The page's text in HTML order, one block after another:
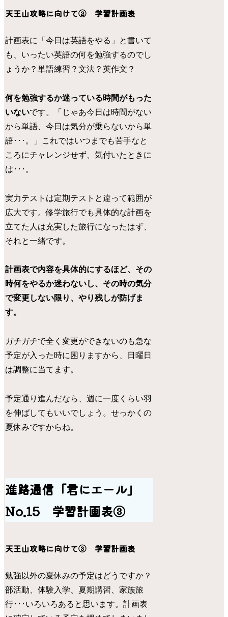
天王山攻略に向けて② 学習計画表
計画表に「今日は英語をやる」と書いて
も、いったい英語の何を勉強するのでし
ょうか？単語練習？文法？英作文？
何を勉強するか迷っている時間がもった
いないです。「じゃあ今日は時間がない
から単語、今日は気分が乗らないから単
語･･･。」これではいつまでも苦手なと
ころにチャレンジせず、気付いたときに
は･･･。
実力テストは定期テストと違って範囲が
広大です。修学旅行でも具体的な計画を
立てた人は充実した旅行になったはず、
それと一緒です。
計画表で内容を具体的にするほど、その
時何をやるか迷わないし、その時の気分
で変更しない限り、やり残しが防げま
す。
ガチガチで全く変更ができないのも急な
予定が入った時に困りますから、日曜日
は調整に当てます。
予定通り進んだなら、週に一度くらい羽
を伸ばしてもいいでしょう。せっかくの
夏休みですからね。
進路通信「君にエール」
No.15 学習計画表③
天王山攻略に向けて③ 学習計画表
勉強以外の夏休みの予定はどうですか？
部活動、体験入学、夏期講習、家族旅
行･･･いろいろあると思います。計画表